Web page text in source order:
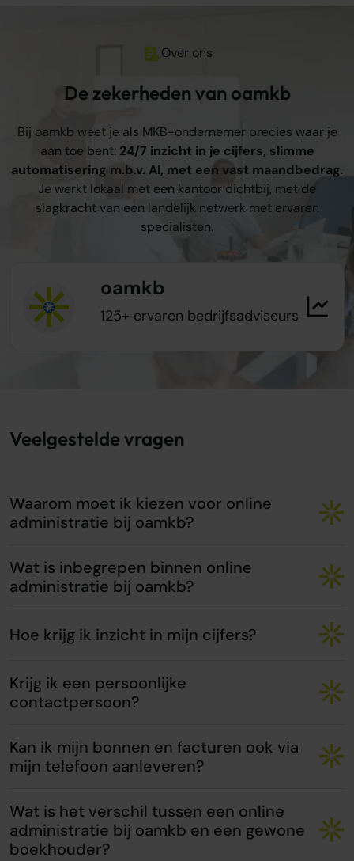
Over ons
De zekerheden van oamkb
Bij oamkb weet je als MKB-ondernemer precies waar je
aan toe bent: 24/7 inzicht in je cijfers, slimme
automatisering m.b.v. AI, met een vast maandbedrag.
Je werkt lokaal met een kantoor dichtbij, met de
slagkracht van een landelijk netwerk met ervaren
specialisten.
oamkb
125+ ervaren bedrijfsadviseurs
Veelgestelde vragen
Waarom moet ik kiezen voor online
administratie bij oamkb?
Wat is inbegrepen binnen online
administratie bij oamkb?
Hoe krijg ik inzicht in mijn cijfers?
Krijg ik een persoonlijke
contactpersoon?
Kan ik mijn bonnen en facturen ook via
mijn telefoon aanleveren?
Wat is het verschil tussen een online
administratie bij oamkb en een gewone
boekhouder?